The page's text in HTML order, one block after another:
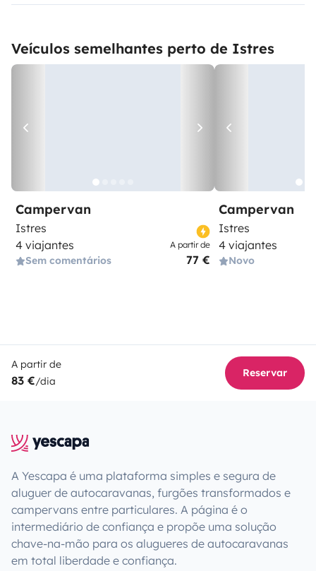
Veículos semelhantes perto de Istres
Campervan
Istres
4 viajantes
Sem comentários
A partir de
77 €
Campervan
Istres
4 viajantes
Novo
A partir de
83 €/dia
Reservar
A Yescapa é uma plataforma simples e segura de
aluguer de autocaravanas, furgões transformados e
campervans entre particulares. A página é o
intermediário de confiança e propõe uma solução
chave-na-mão para os alugueres de autocaravanas
em total liberdade e confiança.